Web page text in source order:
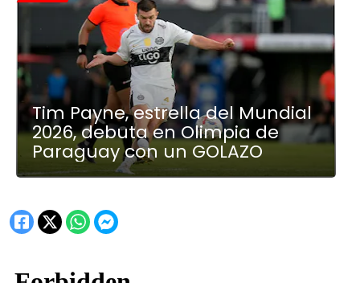
Tim Payne, estrella del Mundial
2026, debuta en Olimpia de
Paraguay con un GOLAZO